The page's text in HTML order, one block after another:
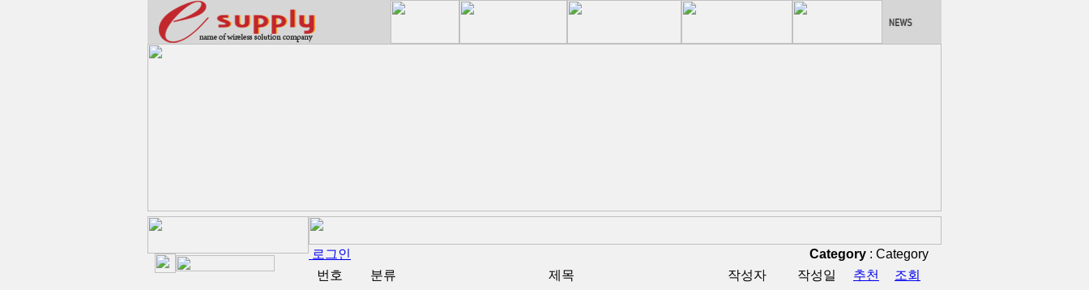
로그인 Category : Category
번호
분류 제목 작성자 작성일 추천
조회